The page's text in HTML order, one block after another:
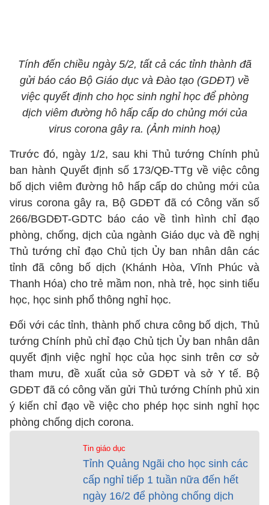
Tính đến chiều ngày 5/2, tất cả các tỉnh thành đã
gửi báo cáo Bộ Giáo dục và Đào tạo (GDĐT) về
việc quyết định cho học sinh nghỉ học để phòng
dịch viêm đường hô hấp cấp do chủng mới của
virus corona gây ra. (Ảnh minh hoạ)
Trước đó, ngày 1/2, sau khi Thủ tướng Chính phủ
ban hành Quyết định số 173/QĐ-TTg về việc công
bố dịch viêm đường hô hấp cấp do chủng mới của
virus corona gây ra, Bộ GDĐT đã có Công văn số
266/BGDĐT-GDTC báo cáo về tình hình chỉ đạo
phòng, chống, dịch của ngành Giáo dục và đề nghị
Thủ tướng chỉ đạo Chủ tịch Ủy ban nhân dân các
tỉnh đã công bố dịch (Khánh Hòa, Vĩnh Phúc và
Thanh Hóa) cho trẻ mầm non, nhà trẻ, học sinh tiểu
học, học sinh phổ thông nghỉ học.
Đối với các tỉnh, thành phố chưa công bố dịch, Thủ
tướng Chính phủ chỉ đạo Chủ tịch Ủy ban nhân dân
quyết định việc nghỉ học của học sinh trên cơ sở
tham mưu, đề xuất của sở GDĐT và sở Y tế. Bộ
GDĐT đã có công văn gửi Thủ tướng Chính phủ xin
ý kiến chỉ đạo về việc cho phép học sinh nghỉ học
phòng chống dịch corona.
Tin giáo dục
Tỉnh Quảng Ngãi cho học sinh các
cấp nghỉ tiếp 1 tuần nữa đến hết
ngày 16/2 để phòng chống dịch